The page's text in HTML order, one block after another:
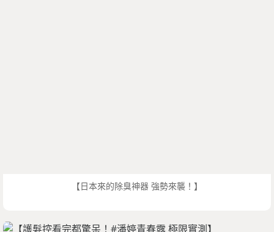
【日本來的除臭神器 強勢來襲！】